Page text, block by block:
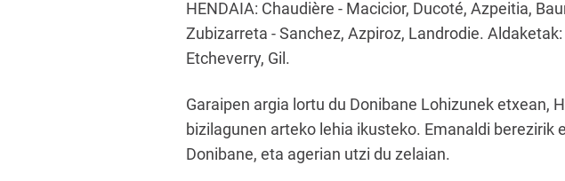
HENDAIA: Chaudière - Macicior, Ducoté, Azpeitia,
Zubizarreta - Sanchez, Azpiroz, Landrodie.
Etcheverry, Gil.
Garaipen argia lortu du Donibane Lohizunek etxean,
bizilagunen arteko lehia ikusteko. Emanaldi
Donibane, eta agerian utzi du zelaian.